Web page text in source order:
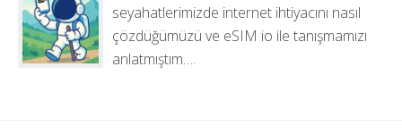
seyahatlerimizde internet ihtiyacını nasıl
çözdüğümüzü ve eSIM io ile tanışmamızı
anlatmıştım….